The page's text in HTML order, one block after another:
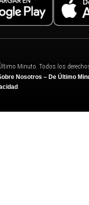
Minuto. Todos los
Nosotros – De Último